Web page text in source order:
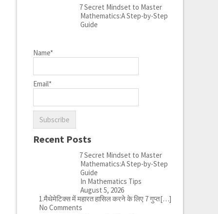
7 Secret Mindset to Master
Mathematics:A Step-by-Step
Guide
Name*
Email*
Recent Posts
7 Secret Mindset to Master
Mathematics:A Step-by-Step
Guide
In Mathematics Tips
August 5, 2026
1.मैथेमेटिक्स में महारत हासिल करने के लिए 7 गुप्त[…]
No Comments